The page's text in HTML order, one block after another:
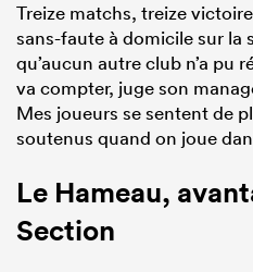
Treize matchs, treize
sans-faute à domicile sur la
qu’aucun autre club n’a pu
va compter, juge son
Mes joueurs se sentent de
soutenus quand on joue
Le Hameau,
Section